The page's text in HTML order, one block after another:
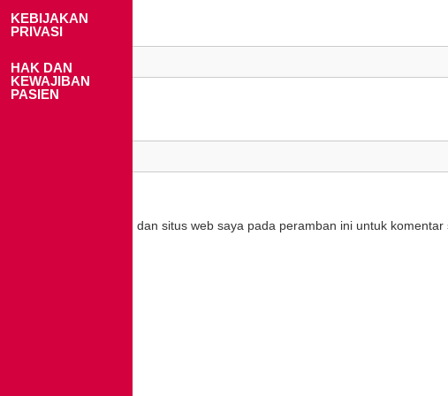
KEBIJAKAN
PRIVASI
HAK DAN
KEWAJIBAN
PASIEN
Email*
Simpan nama, email, dan situs web saya pada peramban ini untuk komentar